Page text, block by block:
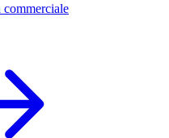
commerciale